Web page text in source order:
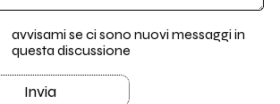
avvisami se ci sono nuovi messaggi in
questa discussione
Invia